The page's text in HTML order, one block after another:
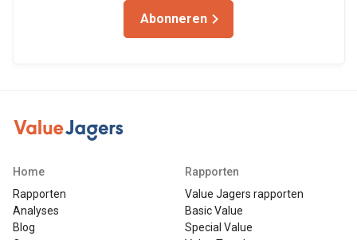
Abonneren
Home
Rapporten
Analyses
Blog
Rapporten
Value Jagers rapporten
Basic Value
Special Value